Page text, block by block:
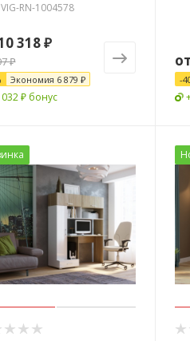
RN-1004578
318 ₽
₽
Экономия 6 879 ₽
₽ бонус
-